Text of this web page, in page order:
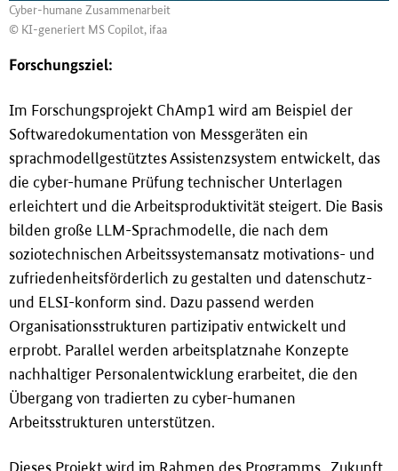
Cyber-humane Zusammenarbeit
© KI-generiert MS Copilot, ifaa
Forschungsziel:
Im Forschungsprojekt ChAmp1 wird am Beispiel der
Softwaredokumentation von Messgeräten ein
sprachmodellgestütztes Assistenzsystem entwickelt, das
die cyber-humane Prüfung technischer Unterlagen
erleichtert und die Arbeitsproduktivität steigert. Die Basis
bilden große LLM-Sprachmodelle, die nach dem
soziotechnischen Arbeitssystemansatz motivations- und
zufriedenheitsförderlich zu gestalten und datenschutz-
und ELSI-konform sind. Dazu passend werden
Organisationsstrukturen partizipativ entwickelt und
erprobt. Parallel werden arbeitsplatznahe Konzepte
nachhaltiger Personalentwicklung erarbeitet, die den
Übergang von tradierten zu cyber-humanen
Arbeitsstrukturen unterstützen.
Dieses Projekt wird im Rahmen des Programms „Zukunft